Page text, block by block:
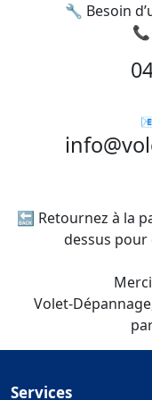
🔧 Besoin
📞
🔙 Retournez à la
dessus
Volet-
Services